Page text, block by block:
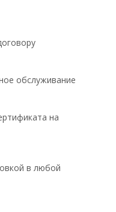
обслуживание
на
в любой